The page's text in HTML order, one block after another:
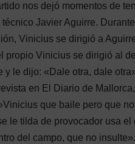
nos dejó momentos de
Javier Aguirre.
Vinicius se dirigió a
propio Vinicius se dirigió al
y le dijo: «Dale otra, dale
en El Diario de
que baile pero que
le tilda de provocador usa
del campo, que no